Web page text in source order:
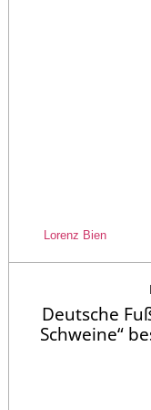
Lorenz Bien
Deutsche
Schweine“